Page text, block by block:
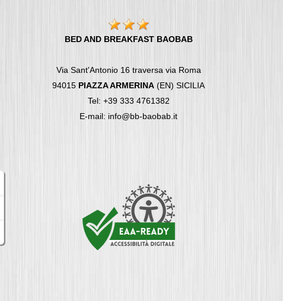
BED AND BREAKFAST BAOBAB
Via Sant'Antonio 16 traversa via Roma
94015 PIAZZA ARMERINA (EN) SICILIA
Tel: +39 333 4761382
E-mail: info@bb-baobab.it